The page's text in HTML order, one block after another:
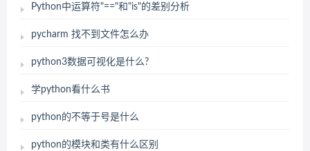
Python中运算符"=="和"is"的差别分析
pycharm 找不到文件怎么办
python3数据可视化是什么?
学python看什么书
python的不等于号是什么
python的模块和类有什么区别